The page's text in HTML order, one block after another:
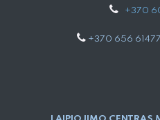
+370
+370 656 61477